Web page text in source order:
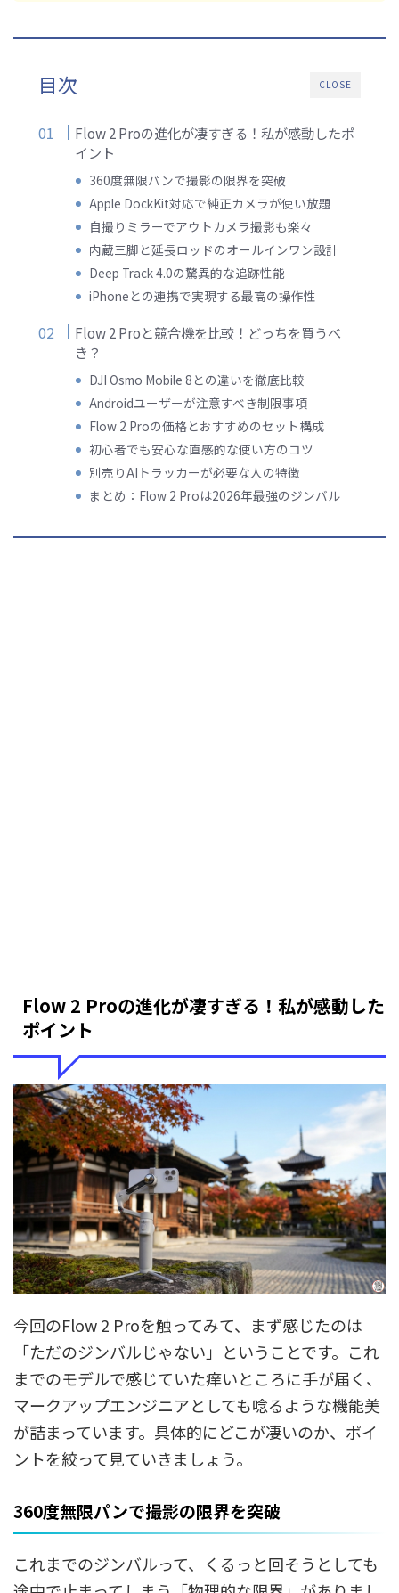
CLOSE
目次
Flow 2 Proの進化が凄すぎる！私が感動したポ
イント
360度無限パンで撮影の限界を突破
Apple DockKit対応で純正カメラが使い放題
自撮りミラーでアウトカメラ撮影も楽々
内蔵三脚と延長ロッドのオールインワン設計
Deep Track 4.0の驚異的な追跡性能
iPhoneとの連携で実現する最高の操作性
Flow 2 Proと競合機を比較！どっちを買うべ
き？
DJI Osmo Mobile 8との違いを徹底比較
Androidユーザーが注意すべき制限事項
Flow 2 Proの価格とおすすめのセット構成
初心者でも安心な直感的な使い方のコツ
別売りAIトラッカーが必要な人の特徴
まとめ：Flow 2 Proは2026年最強のジンバル
Flow 2 Proの進化が凄すぎる！私が感動した
ポイント
今回のFlow 2 Proを触ってみて、まず感じたのは
「ただのジンバルじゃない」ということです。これ
までのモデルで感じていた痒いところに手が届く、
マークアップエンジニアとしても唸るような機能美
が詰まっています。具体的にどこが凄いのか、ポイ
ントを絞って見ていきましょう。
360度無限パンで撮影の限界を突破
これまでのジンバルって、くるっと回そうとしても